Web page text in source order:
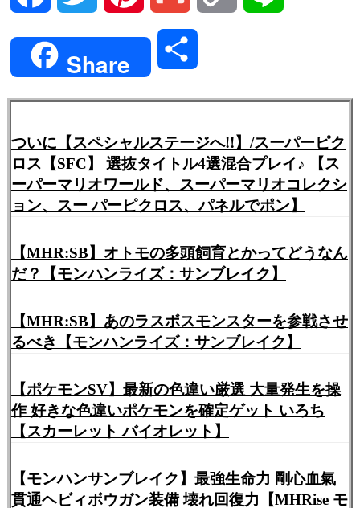
Share
ついに【スペシャルステージへ!!】/スーパーピク
ロス【SFC】 選抜タイトル4選混合プレイ♪ 【ス
ーパーマリオワールド、スーパーマリオコレクシ
ョン、スー パーピクロス、パネルでポン】
【MHR:SB】オトモの多頭飼育とかってどうなん
だ？【モンハンライズ：サンブレイク】
【MHR:SB】あのラスボスモンスターを参戦させ
るべき【モンハンライズ：サンブレイク】
【ポケモンSV】最新の色違い厳選 大量発生を操
作 好きな色違いポケモンを確定ゲット いろち
【スカーレット バイオレット】
【モンハンサンブレイク】最強生命力 剛心血氣
貫通ヘビィボウガン装備 壊れ回復力【MHRise モ